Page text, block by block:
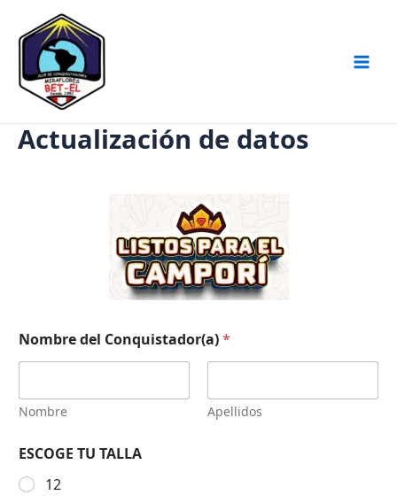
contenido
Actualización de datos
Nombre del Conquistador(a)*
Nombre Apellidos
ESCOGE TU TALLA
12